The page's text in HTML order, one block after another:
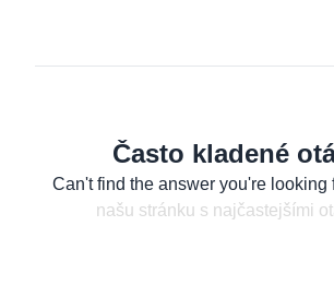
Často kladené
Can't find the answer you're looking
našu stránku s najčastejšími